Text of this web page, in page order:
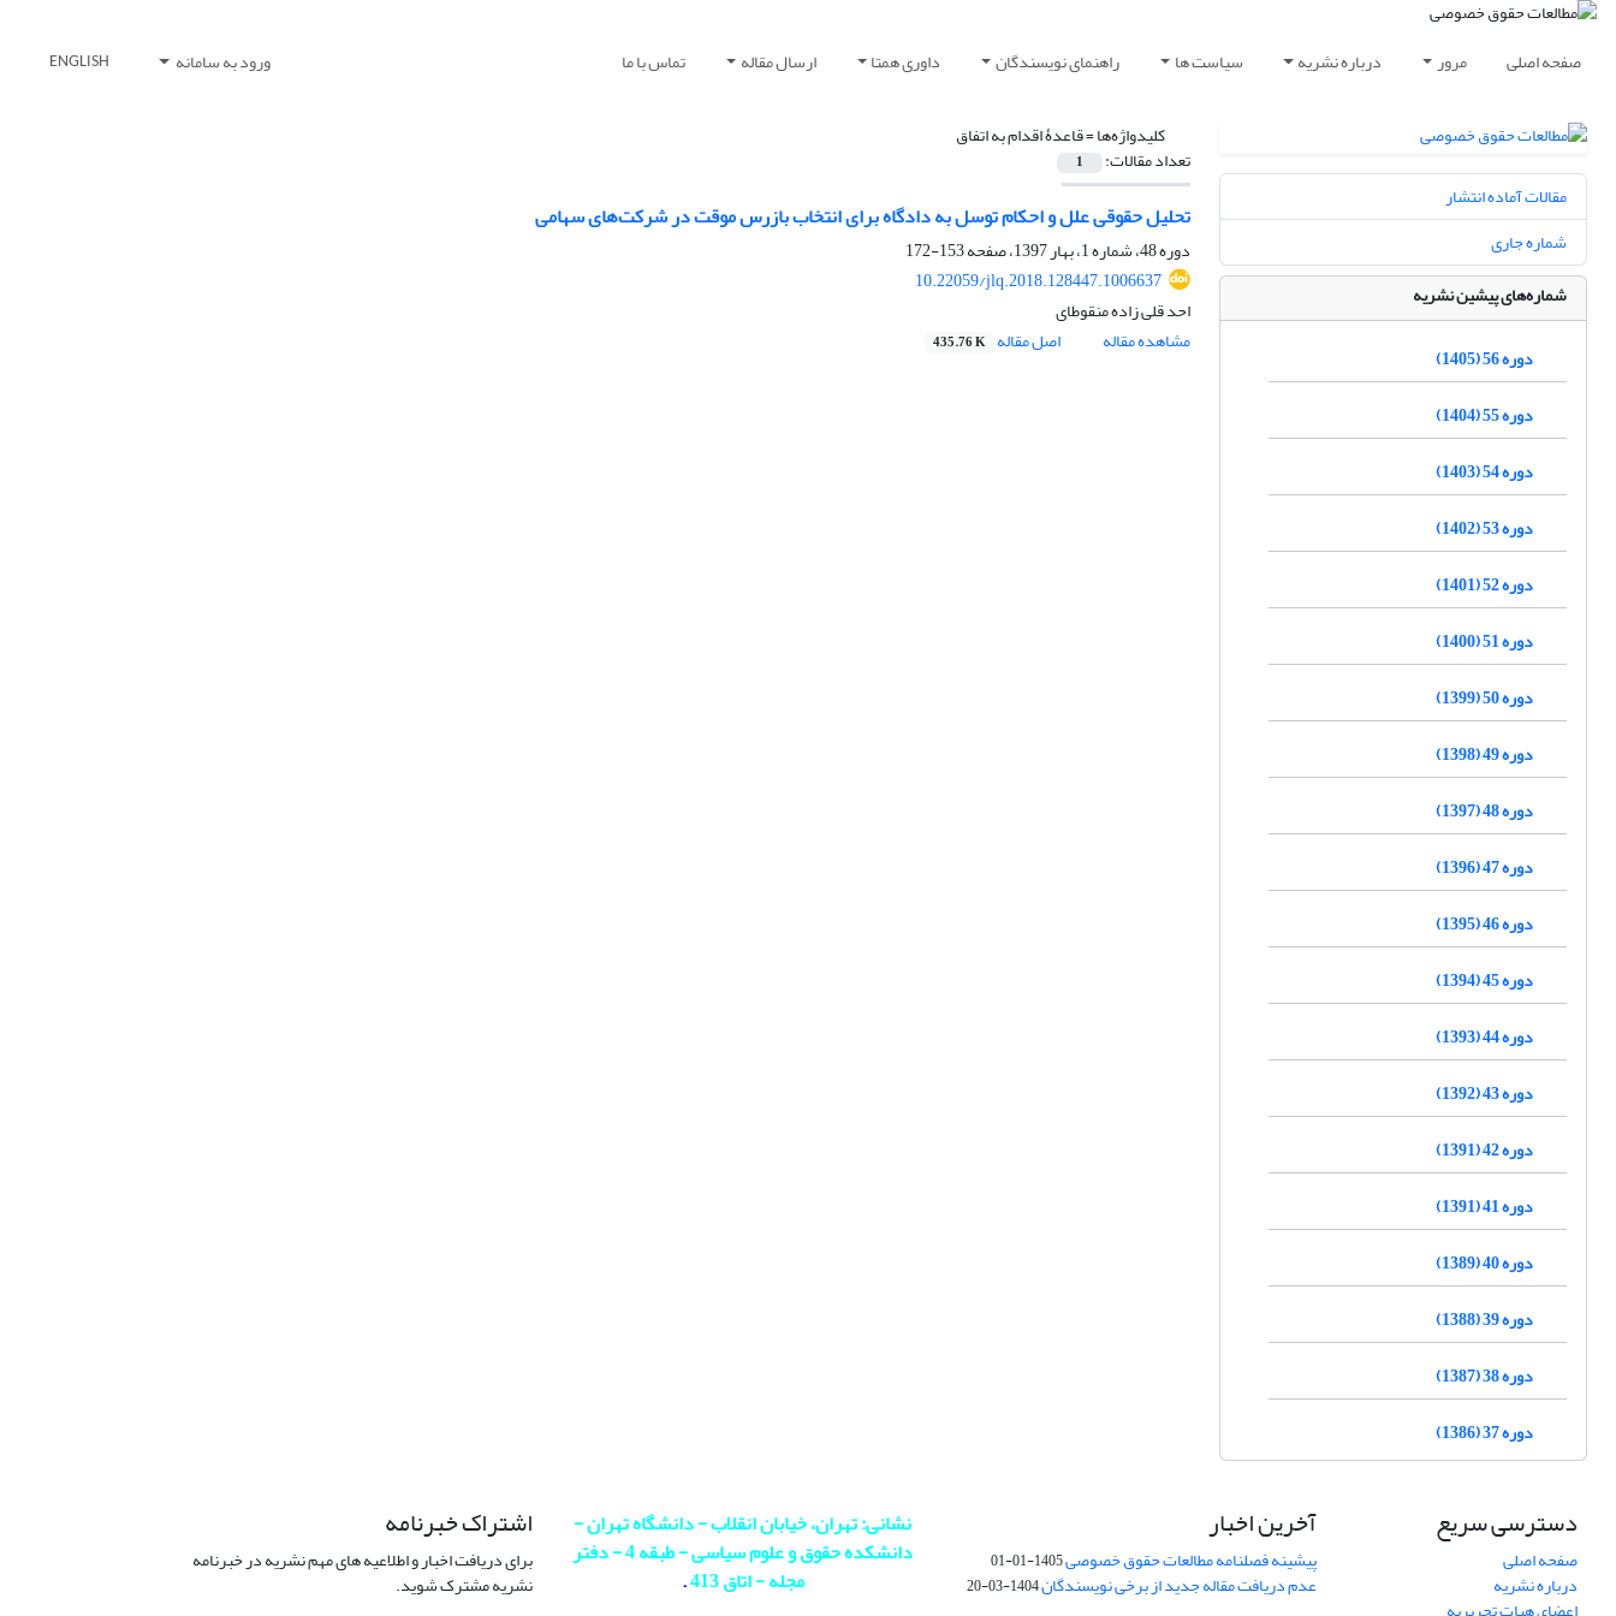
صفحه اصلی مرور درباره نشریه سیاست ها راهنمای نویسندگان داوری همتا ارسال مقاله تماس با ما ورود به سامانه ENGLISH
کلیدواژه‌ها =قاعدۀ اقدام به اتفاق
تعداد مقالات: 1
تحلیل حقوقی علل و احکام توسل به دادگاه برای انتخاب بازرس موقت در شرکت‌های سهامی
دوره 48، شماره 1، بهار 1397، صفحه
153-172
10.22059/jlq.2018.128447.1006637
احد قلی زاده منقوطای
مشاهده مقاله
اصل مقاله 435.76 K
مقالات آماده انتشار
شماره جاری
شماره‌های پیشین نشریه
دوره 56 (1405)
دوره 55 (1404)
دوره 54 (1403)
دوره 53 (1402)
دوره 52 (1401)
دوره 51 (1400)
دوره 50 (1399)
دوره 49 (1398)
دوره 48 (1397)
دوره 47 (1396)
دوره 46 (1395)
دوره 45 (1394)
دوره 44 (1393)
دوره 43 (1392)
دوره 42 (1391)
دوره 41 (1391)
دوره 40 (1389)
دوره 39 (1388)
دوره 38 (1387)
دوره 37 (1386)
دسترسی سریع
صفحه اصلی
درباره نشریه
آخرین اخبار
پیشینه فصلنامه مطالعات حقوق خصوصی1405-01-01
عدم دریافت مقاله جدید از برخی نویسندگان1404-03-20
نشانی: تهران، خیابان انقلاب - دانشگاه تهران -
دانشکده حقوق و علوم سیاسی - طبقه 4 - دفتر
مجله - اتاق 413
.
اشتراک خبرنامه
برای دریافت اخبار و اطلاعیه های مهم نشریه در خبرنامه
نشریه مشترک شوید.